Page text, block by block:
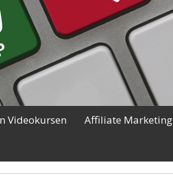
Videokursen Affiliate Marketing